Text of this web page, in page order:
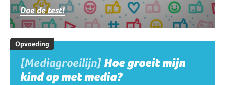
Doe de test!
Opvoeding
[Mediagroeilijn] Hoe groeit mijn
kind op met media?